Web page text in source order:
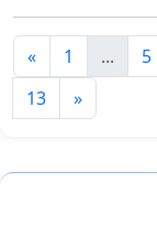
« 1 ... 5
13
»